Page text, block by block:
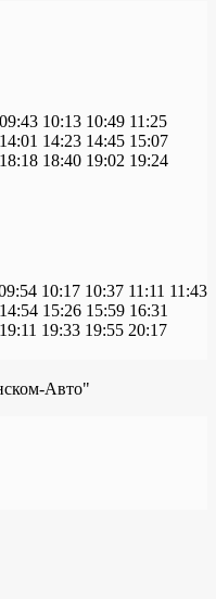
09:43 10:13 10:49 11:25
14:01 14:23 14:45 15:07
18:18 18:40 19:02 19:24
10:17 10:37 11:11 11:43
14:54 15:26 15:59 16:31
19:11 19:33 19:55 20:17
Авто"